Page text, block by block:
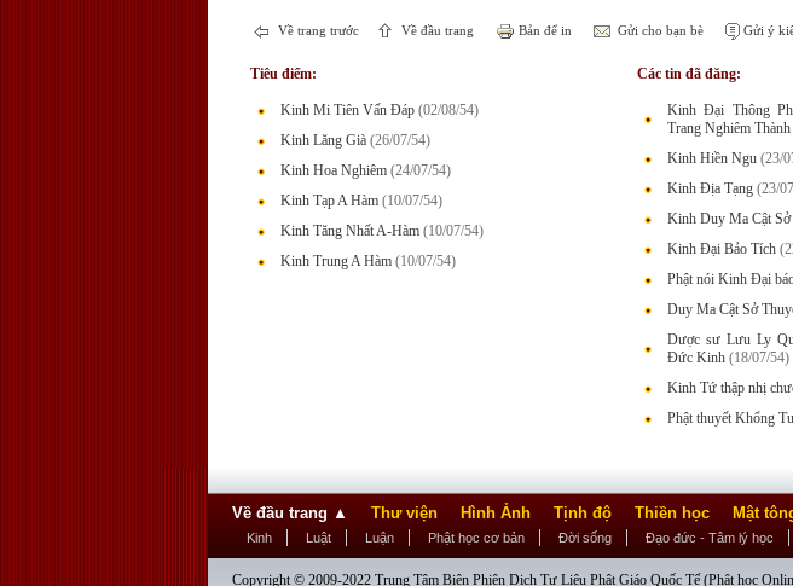
Về trang trước Về đầu trang Bản để in Gửi cho bạn bè Gửi ý
Tiêu điểm:
Kinh Mi Tiên Vấn Đáp (02/08/54)
Kinh Lăng Già (26/07/54)
Kinh Hoa Nghiêm (24/07/54)
Kinh Tạp A Hàm (10/07/54)
Kinh Tăng Nhất A-Hàm (10/07/54)
Kinh Trung A Hàm (10/07/54)
Các tin đã đăng:
Kinh Đại Thông
Trang Nghiêm Thành
Kinh Hiền Ngu (23/
Kinh Địa Tạng (23/
Kinh Duy Ma Cật Sở
Kinh Đại Bảo Tích
Phật nói Kinh Đại
Duy Ma Cật Sở
Dược sư Lưu Ly
Đức Kinh (18/07/54)
Kinh Tứ thập nhị
Phật thuyết Khổng
Về đầu trang ▲ Thư viện Hình Ảnh Tịnh độ Thiền học Mật
Kinh Luật Luận Phật học cơ bản Đời sống Đạo đức - Tâm lý học
Copyright © 2009-2022 Trung Tâm Biên Phiên Dịch Tư Liệu Phật Giáo Quốc Tế (Phật học